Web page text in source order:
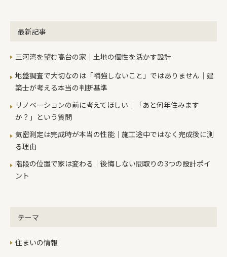
最新記事
三河湾を望む高台の家｜土地の個性を活かす設計
地盤調査で大切なのは「補強しないこと」ではありません｜建
築士が考える本当の判断基準
リノベーションの前に考えてほしい｜「あと何年住みます
か？」という質問
気密測定は完成時が本当の性能｜施工途中ではなく完成後に測
る理由
階段の位置で家は変わる｜後悔しない間取りの3つの設計ポイ
ント
テーマ
住まいの情報